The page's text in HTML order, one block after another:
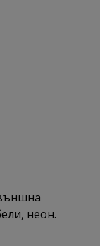
неон.